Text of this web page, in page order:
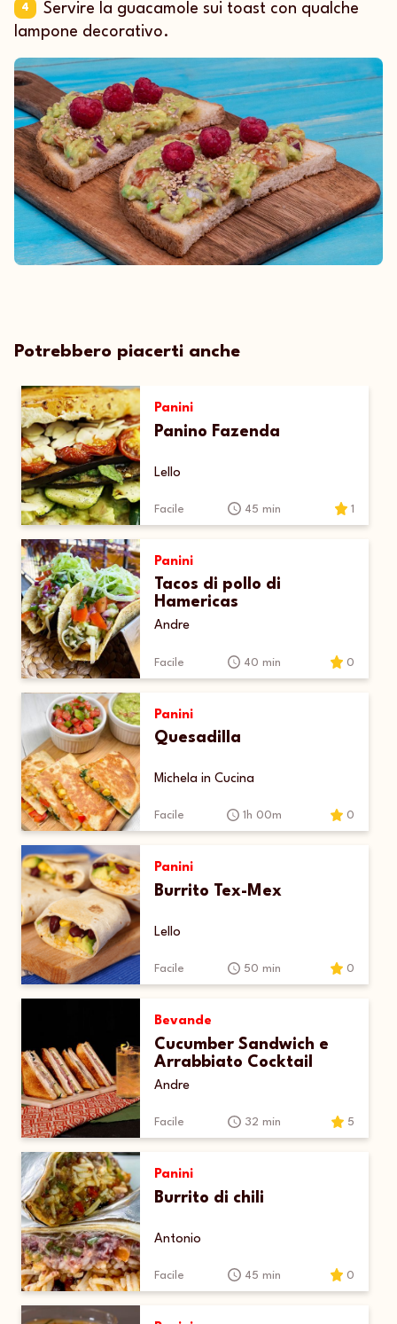
4
Servire la guacamole sui toast con qualche
lampone decorativo.
Potrebbero piacerti anche
Panini
Panino Fazenda
Lello
Facile 45 min 1
Panini
Tacos di pollo di
Hamericas
Andre
Facile 40 min 0
Panini
Quesadilla
Michela in Cucina
Facile 1h 00m 0
Panini
Burrito Tex-Mex
Lello
Facile 50 min 0
Bevande
Cucumber Sandwich e
Arrabbiato Cocktail
Andre
Facile 32 min 5
Panini
Burrito di chili
Antonio
Facile 45 min 0